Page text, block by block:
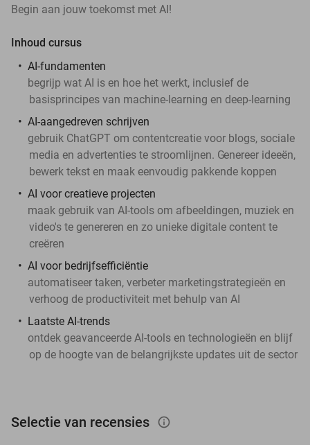
Begin aan jouw toekomst met AI!
Inhoud cursus
AI-fundamenten
begrijp wat AI is en hoe het werkt, inclusief de
basisprincipes van machine-learning en deep-learning
AI-aangedreven schrijven
gebruik ChatGPT om contentcreatie voor blogs, sociale
media en advertenties te stroomlijnen. Genereer ideeën,
bewerk tekst en maak eenvoudig pakkende koppen
AI voor creatieve projecten
maak gebruik van AI-tools om afbeeldingen, muziek en
video's te genereren en zo unieke digitale content te
creëren
AI voor bedrijfsefficiëntie
automatiseer taken, verbeter marketingstrategieën en
verhoog de productiviteit met behulp van AI
Laatste AI-trends
ontdek geavanceerde AI-tools en technologieën en blijf
op de hoogte van de belangrijkste updates uit de sector
Selectie van recensies info_outlined